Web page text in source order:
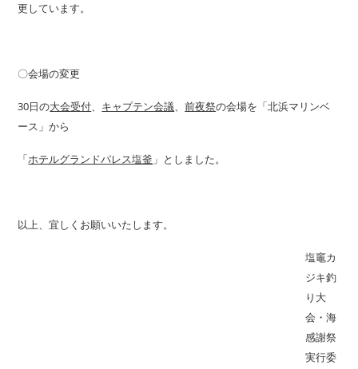
更しています。
〇会場の変更
30日の大会受付、 キャプテン会議、前夜祭の会場を「北浜マリンベ
ース」から
「ホテルグランドパレス塩釜 」としました。
以上、宜しくお願いいたします。
塩竈カ
ジキ釣
り大
会・海
感謝祭
実行委